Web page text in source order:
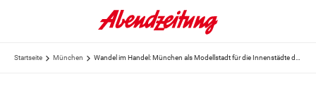
Startseite München